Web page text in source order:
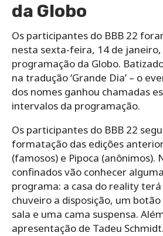
da Globo
Os participantes do BBB 22
nesta sexta-feira, 14 de
programação da Globo. Batizado
na tradução ‘Grande Dia’ – o
dos nomes ganhou chamadas
intervalos da programação.
Os participantes do BBB 22
formatação das edições
(famosos) e Pipoca (anônimos).
confinados vão conhecer
programa: a casa do reality
chuveiro a disposição, um
sala e uma cama suspensa.
apresentação de Tadeu Schmidt.